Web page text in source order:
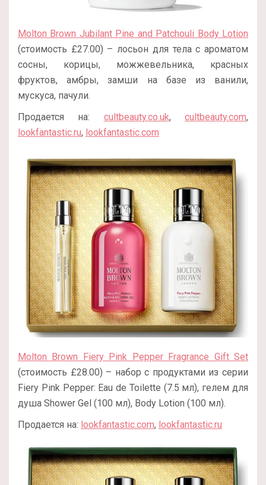
Molton Brown Jubilant Pine and Patchouli Body Lotion
(стоимость £27.00) – лосьон для тела с ароматом
сосны, корицы, можжевельника, красных
фруктов, амбры, замши на базе из ванили,
мускуса, пачули.
Продается на: cultbeauty.co.uk,cultbeauty.com,
lookfantastic.ru, lookfantastic.com
Molton Brown Fiery Pink Pepper Fragrance Gift Set
(стоимость £28.00) – набор с продуктами из серии
Fiery Pink Pepper: Eau de Toilette (7.5 мл), гелем для
душа Shower Gel (100 мл), Body Lotion (100 мл).
Продается на: lookfantastic.com, lookfantastic.ru